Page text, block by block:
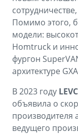
Помимо этого,
модели:
Homtruck и
фургон
архитектуре
В 2023 году LEVC
объявила о
производителя
ведущего